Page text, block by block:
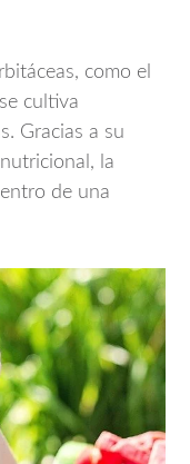
como el
cultiva
Gracias a su
la
de una